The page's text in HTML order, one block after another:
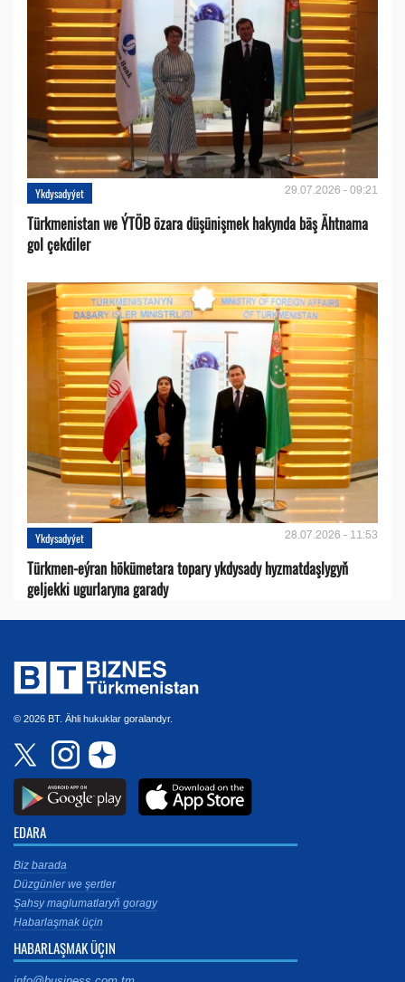
Ykdysadyýet 29.07.2026 - 09:21
Türkmenistan we ÝTÖB özara düşünişmek hakynda bäş Ähtnama
gol çekdiler
Ykdysadyýet 28.07.2026 - 11:53
Türkmen-eýran hökümetara topary ykdysady hyzmatdaşlygyň
geljekki ugurlaryna garady
© 2026 BT. Ähli hukuklar goralandyr.
EDARA
Biz barada
Düzgünler we şertler
Şahsy maglumatlaryň goragy
Habarlaşmak üçin
HABARLAŞMAK ÜÇIN